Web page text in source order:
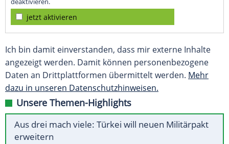
jetzt aktivieren
Ich bin damit einverstanden, dass mir externe Inhalte
angezeigt werden. Damit können personenbezogene
Daten an Drittplattformen übermittelt werden. Mehr
dazu in unseren Datenschutzhinweisen.
Unsere Themen-Highlights
Aus drei mach viele: Türkei will neuen Militärpakt
erweitern